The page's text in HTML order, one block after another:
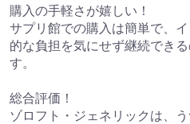
購入の手軽さが嬉しい！
サプリ館での購入は簡単で、
的な負担を気にせず継続でき
す。
総合評価！
ゾロフト・ジェネリックは、